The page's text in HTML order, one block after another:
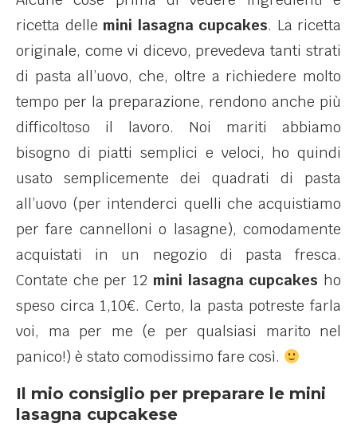
ricetta delle mini lasagna cupcakes. La ricetta
originale, come vi dicevo, prevedeva tanti strati
di pasta all’uovo, che, oltre a richiedere molto
tempo per la preparazione, rendono anche più
difficoltoso il lavoro. Noi mariti abbiamo
bisogno di piatti semplici e veloci, ho quindi
usato semplicemente dei quadrati di pasta
all’uovo (per intenderci quelli che acquistiamo
per fare cannelloni o lasagne), comodamente
acquistati in un negozio di pasta fresca.
Contate che per 12 mini lasagna cupcakes ho
speso circa 1,10€. Certo, la pasta potreste farla
voi, ma per me (e per qualsiasi marito nel
panico!) è stato comodissimo fare così.
Il mio consiglio per preparare le mini
lasagna cupcakese